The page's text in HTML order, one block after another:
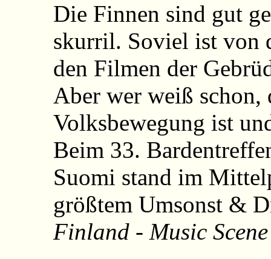
Die Finnen sind gut
skurril. Soviel ist von
den Filmen der
Aber wer weiß schon,
Volksbewegung ist
Beim 33.
Suomi stand im
größtem Umsonst &
Finland - Music Scene